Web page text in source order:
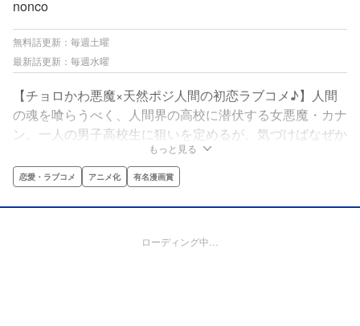
nonco
無料話更新：毎週土曜
最新話更新：毎週水曜
【チョロかわ悪魔×天然ポジ人間の初恋ラブコメ♪】人間
の魂を喰らうべく、人間界の高校に潜伏する女悪魔・カナ
ン。一人の男子高校生に狙いを定めるが、気づけばなぜか
恋人契約を結ぶことに！？しかし恋なんてしたことのない
カナンには、未知な感情ばかりで…！甘酸っぱい青春とギ
ャグの嵐！！純情アクマのチョロ可愛い初恋ラブコメ、始
まります♪
もっと見る
恋愛・ラブコメ アニメ化 有名漫画賞
ローディング中…